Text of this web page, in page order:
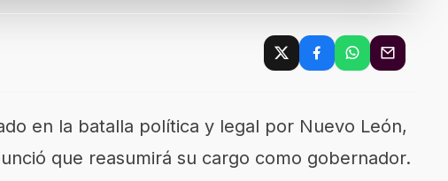
en la batalla política y legal por Nuevo León,
que reasumirá su cargo como gobernador.